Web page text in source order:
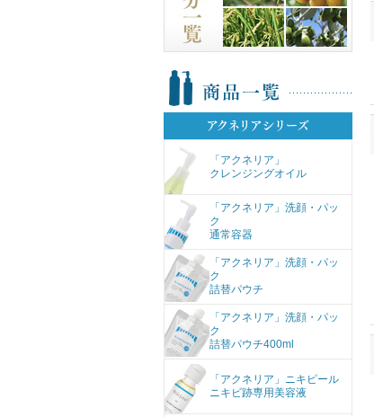
「アクネリア」
クレンジングオイル
「アクネリア」洗顔・パッ
ク
通常容器
「アクネリア」洗顔・パッ
ク
詰替パウチ
「アクネリア」洗顔・パッ
ク
詰替パウチ400ml
「アクネリア」ニキピール
ニキビ跡専用美容液